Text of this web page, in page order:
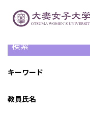
検索
キーワード
教員氏名